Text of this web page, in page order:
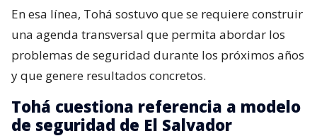
En esa línea, Tohá sostuvo que se requiere construir
una agenda transversal que permita abordar los
problemas de seguridad durante los próximos años
y que genere resultados concretos.
Tohá cuestiona referencia a modelo
de seguridad de El Salvador